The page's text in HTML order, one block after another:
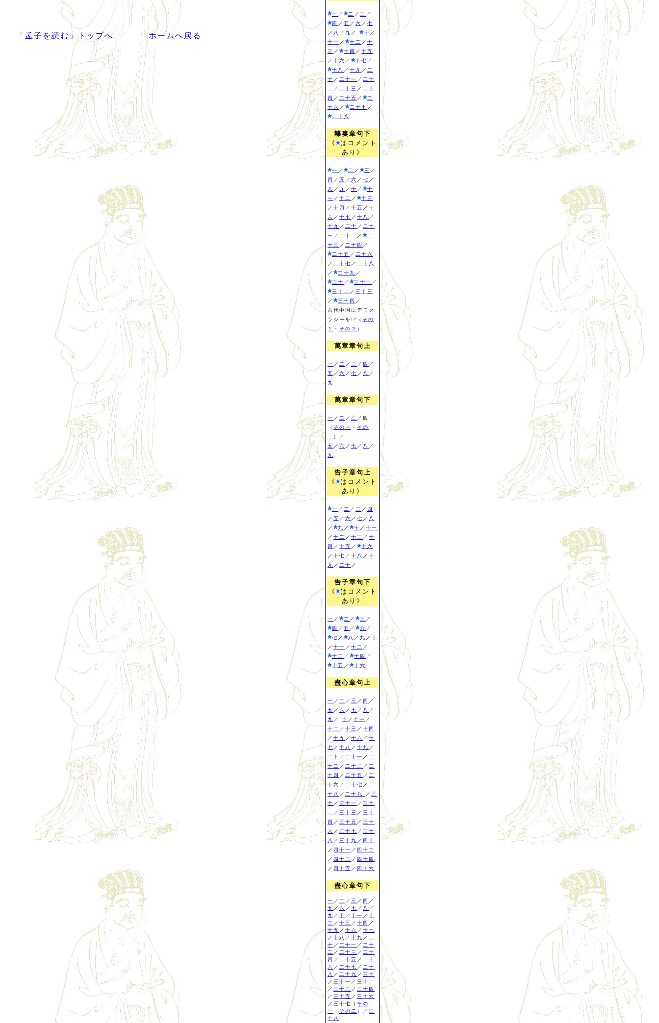
「孟子を読む」トップへ ホームへ戻る
一 ／ 二 ／ 三 ／
四 ／ 五 ／ 六 ／ 七
／ 八 ／ 九 ／ 十 ／
十一 ／ 十二 ／ 十
三 ／ 十四 ／ 十五
／ 十六 ／ 十七 ／
十八 ／ 十九 ／ 二
十 ／ 二十一 ／ 二十
二 ／ 二十三 ／ 二十
四 ／ 二十五 ／
二
十六 ／ 二十七 ／
二十八
離婁章句下
《
はコメント
あり》
一 ／ 二 ／ 三 ／
四 ／ 五 ／ 六 ／ 七 ／
八 ／ 九 ／ 十 ／
十
一 ／ 十二 ／
十三
／ 十四 ／ 十五 ／ 十
六 ／ 十七 ／ 十八 ／
十九 ／ 二十 ／ 二十
一 ／ 二十二 ／
二
十三 ／ 二十四 ／
二十五 ／ 二十六
／ 二十七 ／ 二十八
／
二十九 ／
三十 ／ 三十一 ／
三十二 ／ 三十三
／
三十四 ／
古代中国にデモク
ラシーを!?（ その
１
・ その２ ）
萬章章句上
一 ／ 二 ／ 三 ／ 四 ／
五 ／ 六 ／ 七 ／ 八 ／
九
萬章章句下
一 ／ 二 ／ 三 ／四
（ その一 ・ その
二 ）／
五 ／ 六 ／ 七 ／ 八 ／
九
告子章句上
《
はコメント
あり》
一 ／ 二 ／ 三 ／ 四
／ 五 ／ 六 ／ 七 ／ 八
／
九 ／ 十 ／ 十一
／ 十二 ／ 十三 ／ 十
四 ／ 十五 ／
十六
／ 十七 ／ 十八 ／ 十
九 ／ 二十 ／
告子章句下
《
はコメント
あり》
一 ／ 二 ／ 三 ／
四 ／ 五 ／ 六 ／
七 ／ 八 ／ 九 ／ 十
／ 十一 ／ 十二 ／
十三 ／ 十四 ／
十五 ／ 十六
盡心章句上
一 ／ 二 ／ 三 ／ 四 ／
五 ／ 六 ／ 七 ／ 八 ／
九 ／ 十 ／ 十一 ／
十二 ／ 十三 ／ 十四
／ 十五 ／ 十六 ／ 十
七 ／ 十八 ／ 十九 ／
二十 ／ 二十一 ／ 二
十二 ／ 二十三 ／ 二
十四 ／ 二十五 ／ 二
十六 ／ 二十七 ／ 二
十八 ／ 二十九 ／ 三
十 ／ 三十一 ／ 三十
二 ／ 三十三 ／ 三十
四 ／ 三十五 ／ 三十
六 ／ 三十七 ／ 三十
八 ／ 三十九 ／ 四十
／ 四十一 ／ 四十二
／ 四十三 ／ 四十四
／ 四十五 ／ 四十六
盡心章句下
一 ／ 二 ／ 三 ／ 四 ／
五 ／ 六 ／ 七 ／ 八 ／
九 ／ 十 ／ 十一 ／ 十
二 ／ 十三 ／ 十四 ／
十五 ／ 十六 ／ 十七
／ 十八 ／ 十九 ／ 二
十 ／ 二十一 ／ 二十
二 ／ 二十三 ／ 二十
四 ／ 二十五 ／ 二十
六 ／ 二十七 ／ 二十
八 ／ 二十九 ／ 三十
／ 三十一 ／ 三十二
／ 三十三 ／ 三十四
／ 三十五 ／ 三十六
／三十七（ その
一 ・ その二 ）／ 三
十八